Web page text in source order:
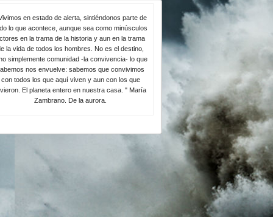
en estado de alerta, sintiéndonos parte de
lo que acontece, aunque sea como minúsculos
en la trama de la historia y aun en la trama
la vida de todos los hombres. No es el destino,
simplemente comunidad -la convivencia- lo que
nos envuelve: sabemos que convivimos
con todos los que aquí viven y aun con los que
El planeta entero en nuestra casa. " María
Zambrano. De la aurora.